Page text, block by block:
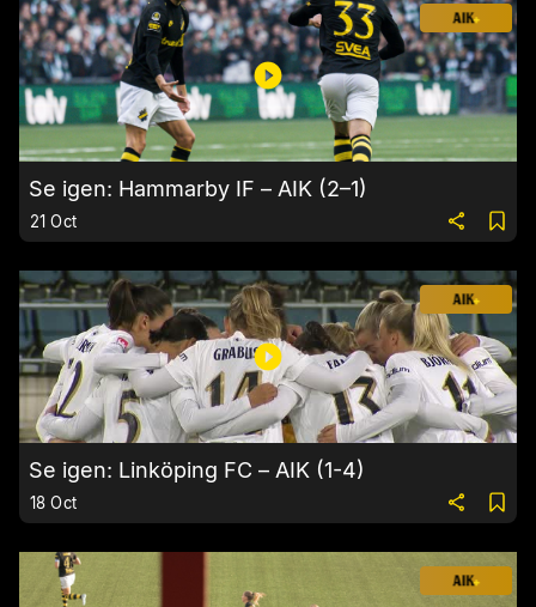
Se igen: Hammarby IF – AIK (2–1)
21 Oct
Se igen: Linköping FC – AIK (1-4)
18 Oct